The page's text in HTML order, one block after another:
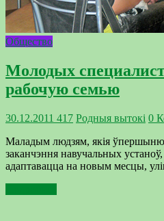
Общество
Молодых
рабочую семью
30.12.2011 417 Родныя вытокi 0
Маладым людзям, якія ўпершыню
заканчэння навучальных
адаптавацца на новым месцы,